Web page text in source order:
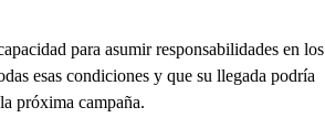
para asumir responsabilidades en los
esas condiciones y que su llegada podría
próxima campaña.